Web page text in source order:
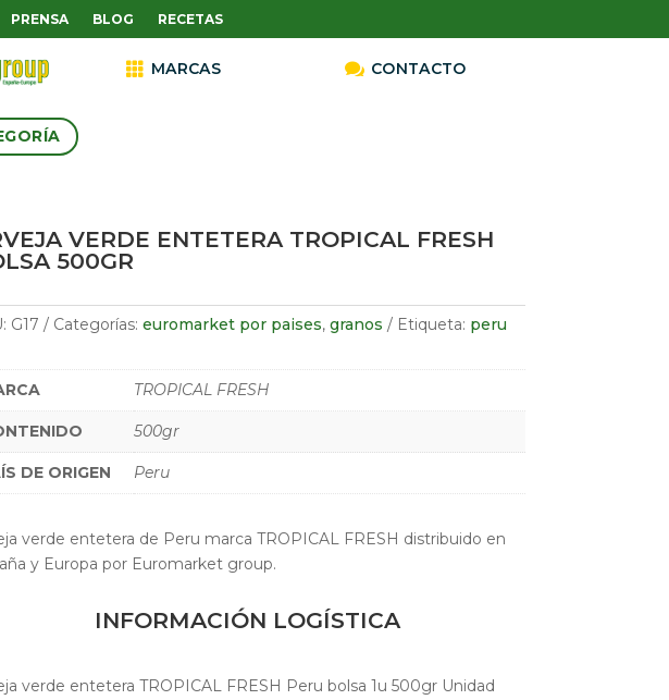
PRENSA BLOG RECETAS
 MARCAS  CONTACTO
VERDE ENTETERA TROPICAL FRESH
500GR
G17 Categorías: euromarket por paises, granos Etiqueta: peru
TROPICAL FRESH
500gr
DE ORIGEN Peru
verde entetera de Peru marca TROPICAL FRESH distribuido en
y Europa por Euromarket group.
INFORMACIÓN LOGÍSTICA
verde entetera TROPICAL FRESH Peru bolsa 1u 500gr Unidad